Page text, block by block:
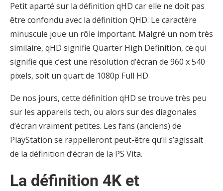
Petit aparté sur la définition qHD car elle ne doit pas
être confondu avec la définition QHD. Le caractère
minuscule joue un rôle important. Malgré un nom très
similaire, qHD signifie Quarter High Definition, ce qui
signifie que c’est une résolution d’écran de 960 x 540
pixels, soit un quart de 1080p Full HD.
De nos jours, cette définition qHD se trouve très peu
sur les appareils tech, ou alors sur des diagonales
d’écran vraiment petites. Les fans (anciens) de
PlayStation se rappelleront peut-être qu’il s’agissait
de la définition d’écran de la PS Vita.
La définition 4K et